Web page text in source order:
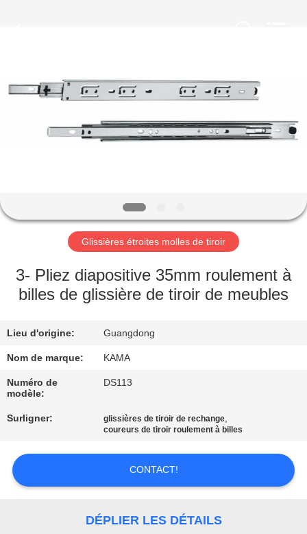
PRODUITS
DE
NOUS
VISITE
D'USINE
CONTRÔLE
DE
QUALITÉ
CONTACTEZ-
DEMANDEZ
Glissières étroites molles de tiroir
3- Pliez diapositive 35mm roulement à
billes de glissière de tiroir de meubles
Lieu d'origine: Guangdong
Nom de marque: KAMA
Numéro de
modèle:
DS113
Surligner: glissières de tiroir de rechange,
coureurs de tiroir roulement à billes
CONTACT!
DÉPLIER LES DÉTAILS